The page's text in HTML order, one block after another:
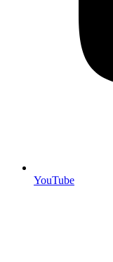
YouTube